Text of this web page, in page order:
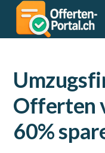
Offerten
60%